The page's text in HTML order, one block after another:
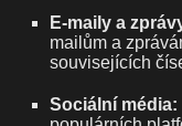
E-maily a
mailům a
souvisejících
Sociální média: